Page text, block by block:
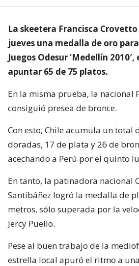
La skeetera Francisca
jueves una medalla de oro
Juegos Odesur ‘Medellín
apuntar 65 de 75 platos.
En la misma prueba, la nacional
consiguió presea de bronce.
Con esto, Chile acumula un total
doradas, 17 de plata y 26 de
acechando a Perú por el quinto
En tanto, la patinadora nacional
Santibáñez logró la medalla de
metros, sólo superada por la
Jercy Puello.
Pese al buen trabajo de la
estrella local apuró el ritmo a